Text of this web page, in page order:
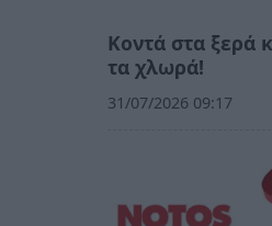
Κοντά στα ξερά
τα χλωρά!
31/07/2026 09:17